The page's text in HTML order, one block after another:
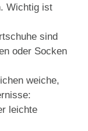
Wichtig ist
sind
oder Socken
weiche,
leichte